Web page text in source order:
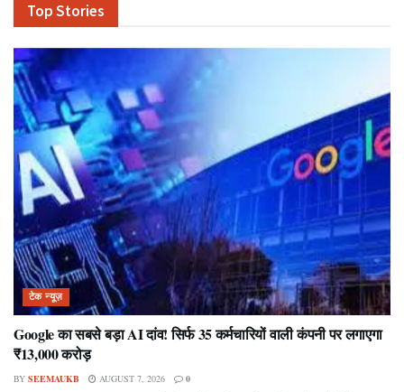
Top Stories
टेक न्यूज़
Google का सबसे बड़ा AI दांव! सिर्फ 35 कर्मचारियों वाली कंपनी पर लगाएगा
₹13,000 करोड़
BY SEEMAUKB AUGUST 7, 2026 0